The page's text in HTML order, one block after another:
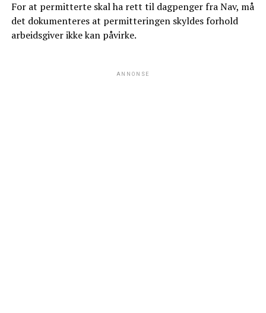
For at permitterte skal ha rett til dagpenger fra Nav, må
det dokumenteres at permitteringen skyldes forhold
arbeidsgiver ikke kan påvirke.
ANNONSE